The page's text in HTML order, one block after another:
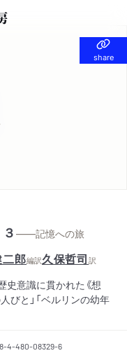
share
share
——記憶への旅
郎編訳久保哲司訳
意識に貫かれた《想
びと」「ベルリンの幼年
4-480-08329-6